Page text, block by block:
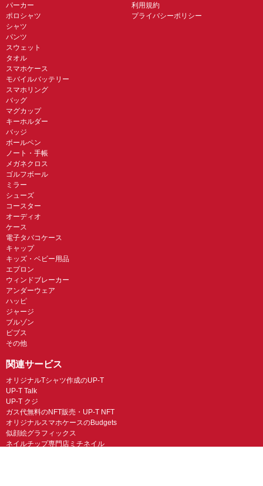
パーカー
ポロシャツ
シャツ
パンツ
スウェット
タオル
スマホケース
モバイルバッテリー
スマホリング
バッグ
マグカップ
キーホルダー
バッジ
ボールペン
ノート・手帳
メガネクロス
ゴルフボール
ミラー
シューズ
コースター
オーディオ
ケース
電子タバコケース
キャップ
キッズ・ベビー用品
エプロン
ウィンドブレーカー
アンダーウェア
ハッピ
ジャージ
ブルゾン
ビブス
その他
利用規約
プライバシーポリシー
関連サービス
オリジナルTシャツ作成のUP-T
UP-T Talk
UP-T クジ
ガス代無料のNFT販売・UP-T NFT
オリジナルスマホケースのBudgets
似顔絵グラフィックス
ネイルチップ専門店ミチネイル